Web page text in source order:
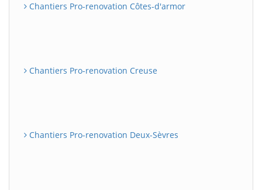
Chantiers Pro-renovation Côtes-d'armor
Chantiers Pro-renovation Creuse
Chantiers Pro-renovation Deux-Sèvres